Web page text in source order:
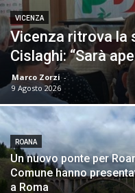
VICENZA
Vicenza ritrova la
Cislaghi: “Sarà
Marco Zorzi -
9 Agosto 2026
ROANA
Un nuovo ponte per
Comune hanno
a Roma